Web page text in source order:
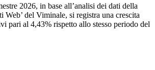
2026, in base all’analisi dei dati della
Web’ del Viminale, si registra una crescita
pari al 4,43% rispetto allo stesso periodo del